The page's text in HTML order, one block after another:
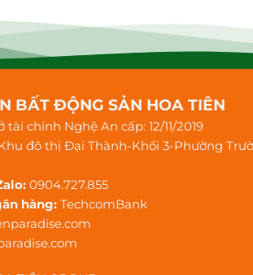
BẤT ĐỘNG SẢN HOA TIÊN
tài chính Nghệ An cấp: 12/11/2019
đô thị Đại Thành-Khối 3-Phường
0904.727.855
hàng: TechcomBank